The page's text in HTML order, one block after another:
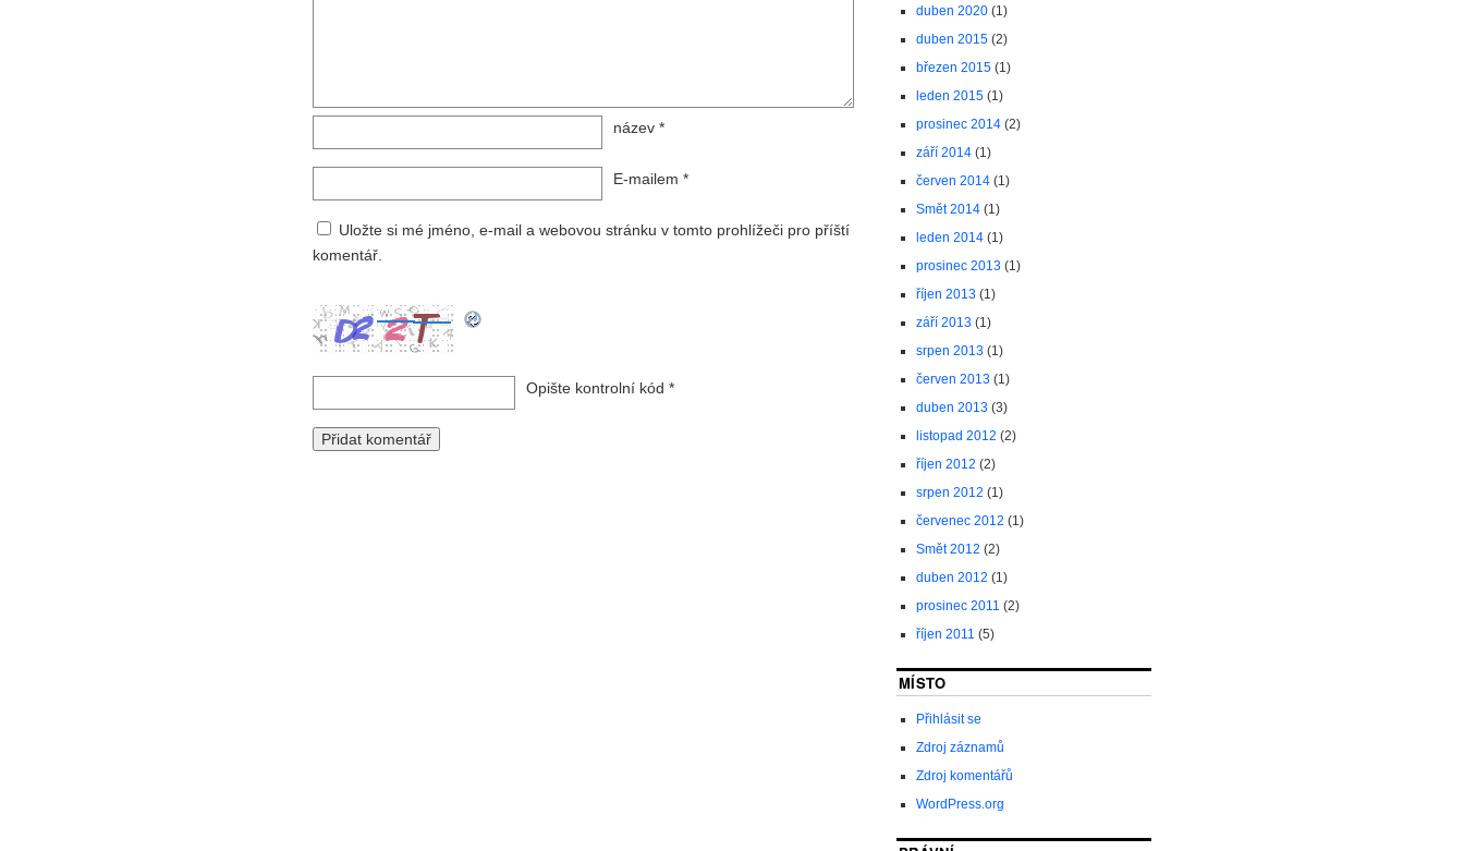
název *
E-mailem *
Uložte si mé jméno, e-mail a webovou stránku v tomto prohlížeči pro příští
komentář.
Opište kontrolní kód *
duben 2020(1)
duben 2015(2)
březen 2015(1)
leden 2015(1)
prosinec 2014(2)
září 2014(1)
červen 2014(1)
Smět 2014(1)
leden 2014(1)
prosinec 2013(1)
říjen 2013(1)
září 2013(1)
srpen 2013(1)
červen 2013(1)
duben 2013(3)
listopad 2012 (2)
říjen 2012 (2)
srpen 2012 (1)
červenec 2012 (1)
Smět 2012 (2)
duben 2012 (1)
prosinec 2011 (2)
říjen 2011 (5)
MÍSTO
Přihlásit se
Zdroj záznamů
Zdroj komentářů
WordPress.org